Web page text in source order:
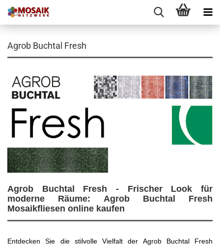
Agrob Buchtal Fresh
Agrob Buchtal Fresh - Frischer Look für
moderne Räume: Agrob Buchtal Fresh
Mosaikfliesen online kaufen
Entdecken Sie die stilvolle Vielfalt der Agrob Buchtal Fresh